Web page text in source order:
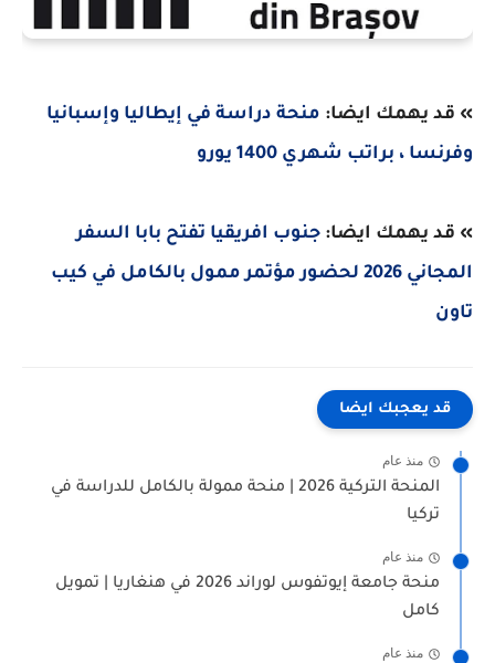
» قد يهمك ايضا: منحة دراسة في إيطاليا وإسبانيا
وفرنسا ، براتب شهري 1400 يورو
» قد يهمك ايضا: جنوب افريقيا تفتح بابا السفر
المجاني 2026 لحضور مؤتمر ممول بالكامل في كيب
تاون
قد يعجبك ايضا
منذ عام
المنحة التركية 2026 | منحة ممولة بالكامل للدراسة في
تركيا
منذ عام
منحة جامعة إيوتفوس لوراند 2026 في هنغاريا | تمويل
كامل
منذ عام